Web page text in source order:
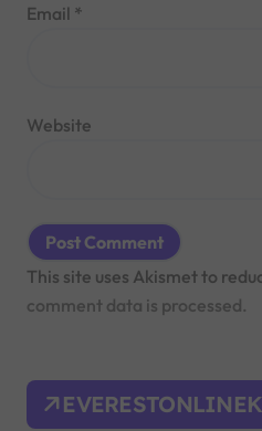
Email *
Website
This site uses Akismet to
comment data is processed.